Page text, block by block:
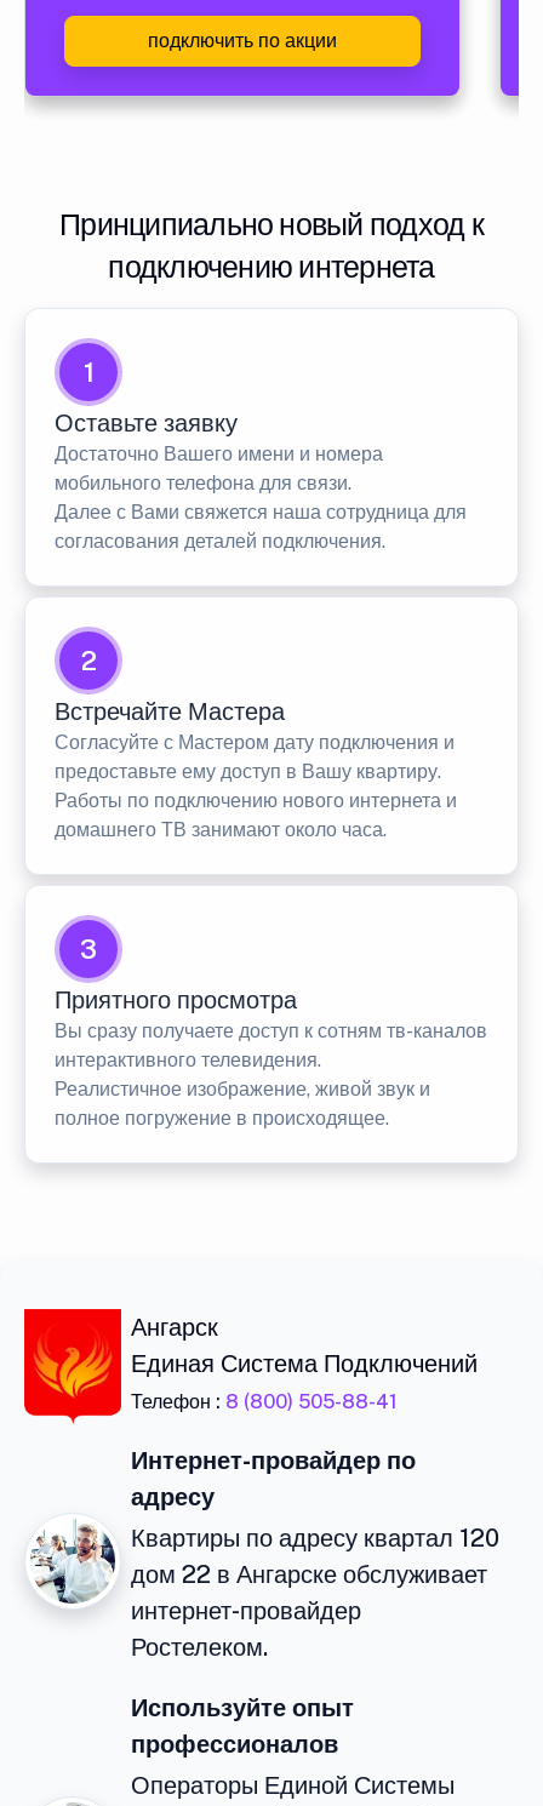
подключить по акции
Принципиально новый подход к
подключению интернета
1
Оставьте заявку
Достаточно Вашего имени и номера
мобильного телефона для связи.
Далее с Вами свяжется наша сотрудница для
согласования деталей подключения.
2
Встречайте Мастера
Согласуйте с Мастером дату подключения и
предоставьте ему доступ в Вашу квартиру.
Работы по подключению нового интернета и
домашнего ТВ занимают около часа.
3
Приятного просмотра
Вы сразу получаете доступ к сотням тв-каналов
интерактивного телевидения.
Реалистичное изображение, живой звук и
полное погружение в происходящее.
Ангарск
Единая Система Подключений
Телефон : 8 (800) 505-88-41
Интернет-провайдер по
адресу
Квартиры по адресу квартал 120
дом 22 в Ангарске обслуживает
интернет-провайдер
Ростелеком.
Используйте опыт
профессионалов
Операторы Единой Системы